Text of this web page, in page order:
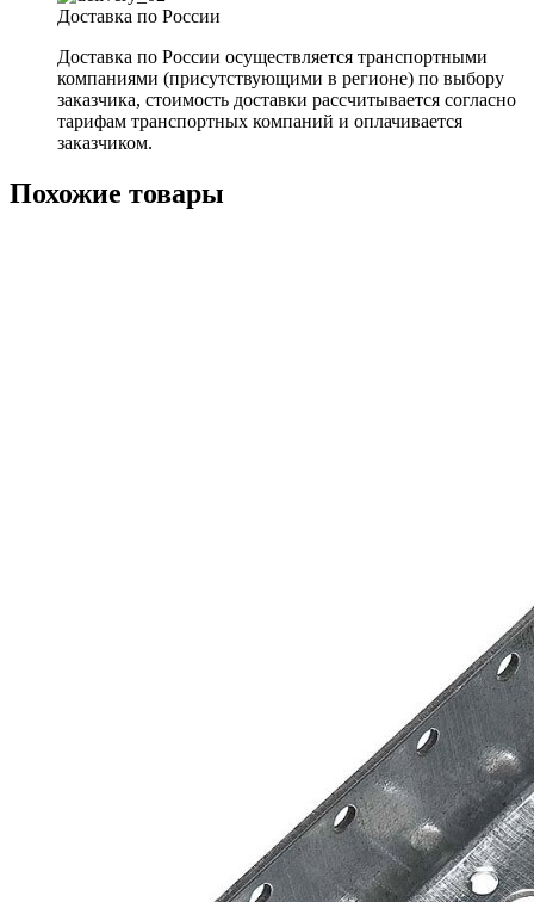
Доставка по России
Доставка по России осуществляется транспортными
компаниями (присутствующими в регионе) по выбору
заказчика, стоимость доставки рассчитывается согласно
тарифам транспортных компаний и оплачивается
заказчиком.
Похожие товары